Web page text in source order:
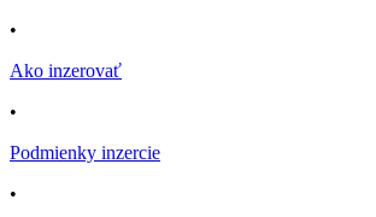
•
Ako inzerovať
•
Podmienky inzercie
•